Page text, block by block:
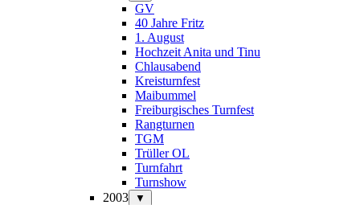
GV
40 Jahre Fritz
1. August
Hochzeit Anita und Tinu
Chlausabend
Kreisturnfest
Maibummel
Freiburgisches Turnfest
Rangturnen
TGM
Trüller OL
Turnfahrt
Turnshow
2003
▼